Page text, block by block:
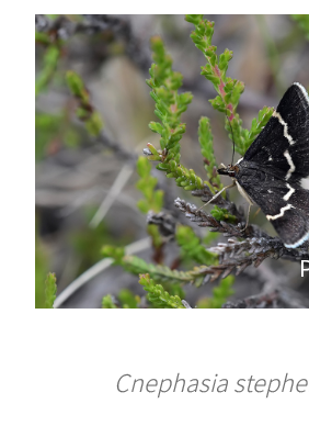
Cnephasia